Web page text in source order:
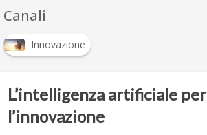
Canali
Innovazione
L’intelligenza artificiale per
l’innovazione